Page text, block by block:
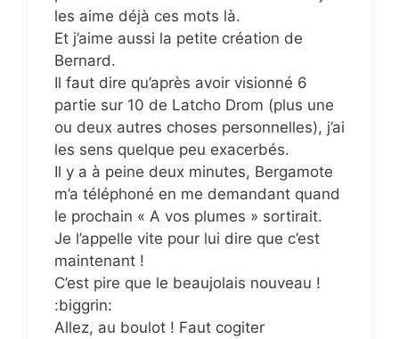
les aime déjà ces mots là.
Et j’aime aussi la petite création de
Bernard.
Il faut dire qu’après avoir visionné 6
partie sur 10 de Latcho Drom (plus une
ou deux autres choses personnelles), j’ai
les sens quelque peu exacerbés.
Il y a à peine deux minutes, Bergamote
m’a téléphoné en me demandant quand
le prochain « A vos plumes » sortirait.
Je l’appelle vite pour lui dire que c’est
maintenant !
C’est pire que le beaujolais nouveau !
:biggrin:
Allez, au boulot ! Faut cogiter